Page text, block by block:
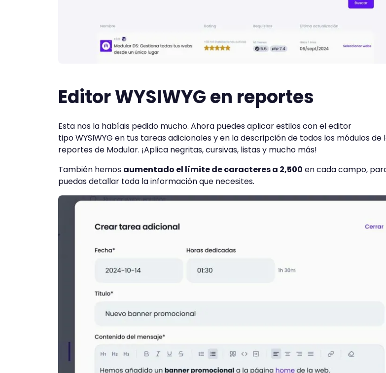
EditorWYSIWYGen reportes
Esta nos la habíais pedido mucho. Ahora puedes aplicar estilos con el editor
tipoWYSIWYG en tus tareas adicionales y en la descripción de todos los módulos de
reportes de Modular. ¡Aplica negritas, cursivas, listas y mucho más!
También hemos aumentado el límite de caracteres a 2,500 en cada campo,
puedas detallar toda la información que necesites.